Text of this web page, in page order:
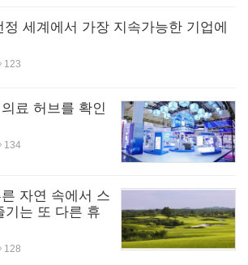
정 세계에서 가장 지속가능한 기업에
123
료 허브를 확인
134
자연 속에서 스
기는 또 다른 휴
128